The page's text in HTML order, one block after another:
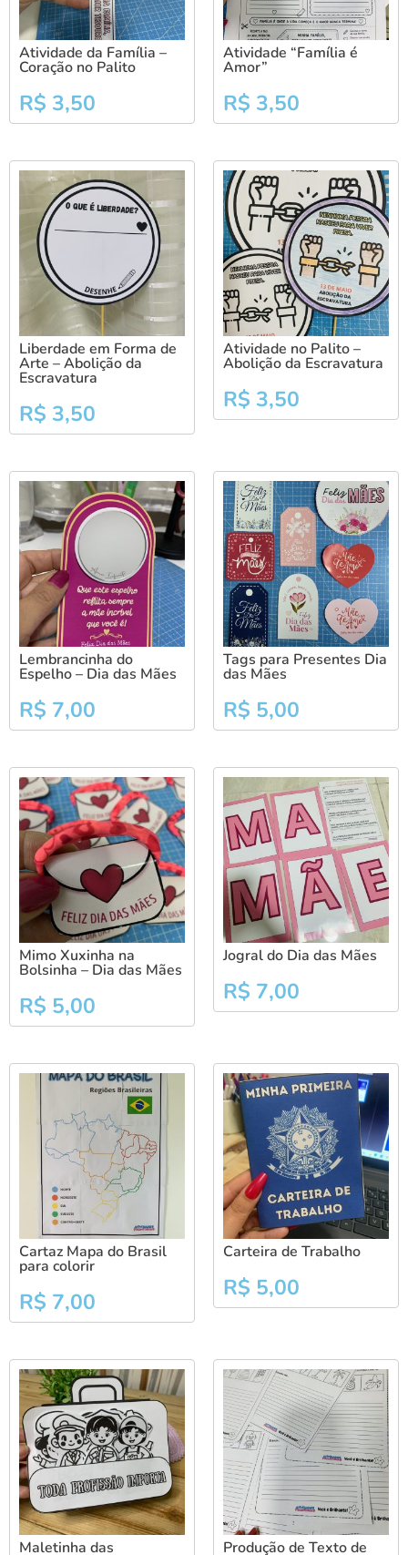
Atividade da Família –
Coração no Palito
R$ 3,50
Atividade “Família é
Amor”
R$ 3,50
Liberdade em Forma de
Arte – Abolição da
Escravatura
R$ 3,50
Atividade no Palito –
Abolição da Escravatura
R$ 3,50
Lembrancinha do
Espelho – Dia das Mães
R$ 7,00
Tags para Presentes Dia
das Mães
R$ 5,00
Mimo Xuxinha na
Bolsinha – Dia das Mães
R$ 5,00
Jogral do Dia das Mães
R$ 7,00
Cartaz Mapa do Brasil
para colorir
R$ 7,00
Carteira de Trabalho
R$ 5,00
Maletinha das Produção de Texto de